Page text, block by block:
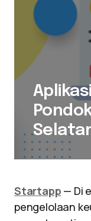
Startapp — Di
pengelolaan